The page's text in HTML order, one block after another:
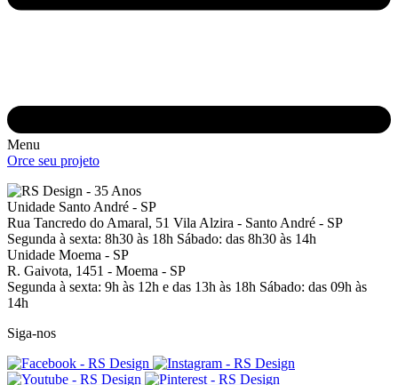
Menu
Orce seu projeto
Unidade Santo André - SP
Rua Tancredo do Amaral, 51 Vila Alzira - Santo André - SP
Segunda à sexta: 8h30 às 18h Sábado: das 8h30 às 14h
Unidade Moema - SP
R. Gaivota, 1451 - Moema - SP
Segunda à sexta: 9h às 12h e das 13h às 18h Sábado: das 09h às
14h
Siga-nos